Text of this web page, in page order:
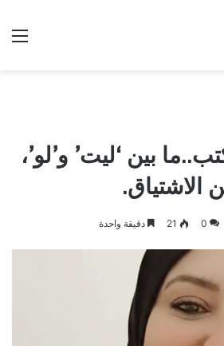
بين ‘ليت’ و’لو’،
0
21 دقيقة واحدة